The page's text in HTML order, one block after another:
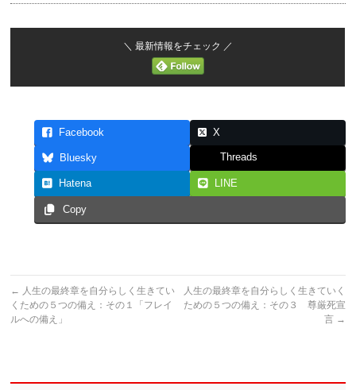
＼ 最新情報をチェック ／
Facebook X
Bluesky Threads
Hatena LINE
Copy
← 人生の最終章を自分らしく生きてい
くための５つの備え：その１「フレイ
ルへの備え」
人生の最終章を自分らしく生きていく
ための５つの備え：その３ 尊厳死宣
言 →